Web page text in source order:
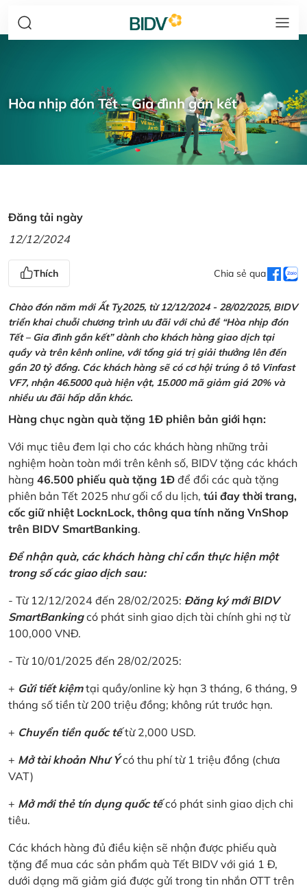
Hòa nhịp đón Tết – Gia đình gắn kết
Đăng tải ngày
12/12/2024
Thích Chia sẻ qua
Chào đón năm mới Ất Tỵ2025, từ 12/12/2024 - 28/02/2025, BIDV
triển khai chuỗi chương trình ưu đãi với chủ đề “Hòa nhịp đón
Tết – Gia đình gắn kết” dành cho khách hàng giao dịch tại
quầy và trên kênh online, với tổng giá trị giải thưởng lên đến
gần 20 tỷ đồng. Các khách hàng sẽ có cơ hội trúng ô tô Vinfast
VF7, nhận 46.5000 quà hiện vật, 15.000 mã giảm giá 20% và
nhiều ưu đãi hấp dẫn khác.
Hàng chục ngàn quà tặng 1Đ phiên bản giới hạn:
Với mục tiêu đem lại cho các khách hàng những trải
nghiệm hoàn toàn mới trên kênh số, BIDV tặng các khách
hàng 46.500 phiếu quà tặng 1Đ để đổi các quà tặng
phiên bản Tết 2025 như gối cổ du lịch, túi đay thời trang,
cốc giữ nhiệt LocknLock, thông qua tính năng VnShop
trên BIDV SmartBanking.
Để nhận quà, các khách hàng chỉ cần thực hiện một
trong số các giao dịch sau:
- Từ 12/12/2024 đến 28/02/2025: Đăng ký mới BIDV
SmartBankingcó phát sinh giao dịch tài chính ghi nợ từ
100,000 VNĐ.
- Từ 10/01/2025 đến 28/02/2025:
+ Gửi tiết kiệmtại quầy/online kỳ hạn 3 tháng, 6 tháng, 9
tháng số tiền từ 200 triệu đồng; không rút trước hạn.
+ Chuyển tiền quốc tếtừ 2,000 USD.
+ Mở tài khoản Như Ýcó thu phí từ 1 triệu đồng (chưa
VAT)
+ Mở mới thẻ tín dụng quốc tếcó phát sinh giao dịch chi
tiêu.
Các khách hàng đủ điều kiện sẽ nhận được phiếu quà
tặng để mua các sản phẩm quà Tết BIDV với giá 1 Đ,
dưới dạng mã giảm giá được gửi trong tin nhắn OTT trên